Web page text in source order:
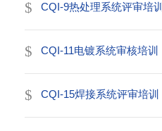
CQI-9热处理系统评审培训
CQI-11电镀系统审核培训
CQI-15焊接系统评审培训